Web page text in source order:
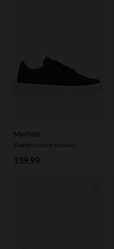
Manfield
Zwarte nubuck sneakers
139.99